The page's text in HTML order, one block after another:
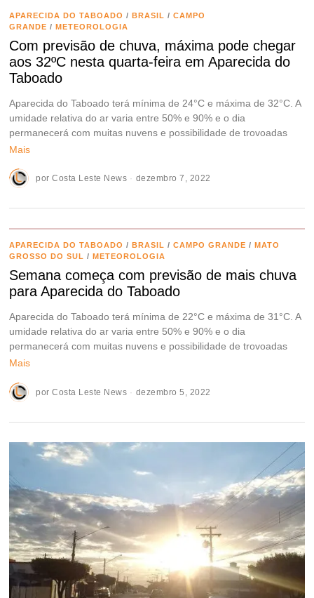
APARECIDA DO TABOADO / BRASIL / CAMPO
GRANDE / METEOROLOGIA
Com previsão de chuva, máxima pode chegar
aos 32ºC nesta quarta-feira em Aparecida do
Taboado
Aparecida do Taboado terá mínima de 24°C e máxima de 32°C. A
umidade relativa do ar varia entre 50% e 90% e o dia
permanecerá com muitas nuvens e possibilidade de trovoadas
Mais
porCosta Leste News dezembro 7, 2022
APARECIDA DO TABOADO / BRASIL / CAMPO GRANDE / MATO
GROSSO DO SUL / METEOROLOGIA
Semana começa com previsão de mais chuva
para Aparecida do Taboado
Aparecida do Taboado terá mínima de 22°C e máxima de 31°C. A
umidade relativa do ar varia entre 50% e 90% e o dia
permanecerá com muitas nuvens e possibilidade de trovoadas
Mais
porCosta Leste News dezembro 5, 2022